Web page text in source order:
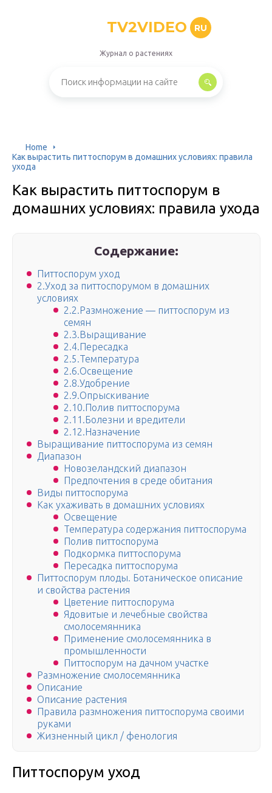
TV2VIDEO RU
Журнал о растениях
Home
Как вырастить питтоспорум в домашних условиях: правила
ухода
Как вырастить питтоспорум в
домашних условиях: правила ухода
Содержание:
Питтоспорум уход
2.Уход за питтоспорумом в домашних
условиях
2.2.Размножение — питтоспорум из
семян
2.3.Выращивание
2.4.Пересадка
2.5.Температура
2.6.Освещение
2.8.Удобрение
2.9.Опрыскивание
2.10.Полив питтоспорума
2.11.Болезни и вредители
2.12.Назначение
Выращивание питтоспорума из семян
Диапазон
Новозеландский диапазон
Предпочтения в среде обитания
Виды питтоспорума
Как ухаживать в домашних условиях
Освещение
Температура содержания питтоспорума
Полив питтоспорума
Подкормка питтоспорума
Пересадка питтоспорума
Питтоспорум плоды. Ботаническое описание
и свойства растения
Цветение питтоспорума
Ядовитые и лечебные свойства
смолосемянника
Применение смолосемянника в
промышленности
Питтоспорум на дачном участке
Размножение смолосемянника
Описание
Описание растения
Правила размножения питтоспорума своими
руками
Жизненный цикл / фенология
Питтоспорум уход